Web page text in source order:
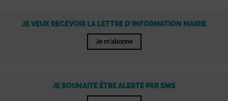
JE VEUX RECEVOIR LA LETTRE D'INFORMATION MAIRIE
Je m'abonne
JE SOUHAITE ÊTRE ALERTÉ PAR SMS